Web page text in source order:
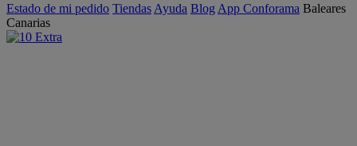
Estado de mi pedido Tiendas Ayuda Blog App Conforama Baleares
Canarias